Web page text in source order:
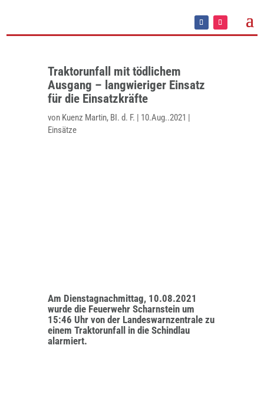
Traktorunfall mit tödlichem
Ausgang – langwieriger Einsatz
für die Einsatzkräfte
von Kuenz Martin, BI. d. F. | 10.Aug..2021 |
Einsätze
Am Dienstagnachmittag, 10.08.2021
wurde die Feuerwehr Scharnstein um
15:46 Uhr von der Landeswarnzentrale zu
einem Traktorunfall in die Schindlau
alarmiert.